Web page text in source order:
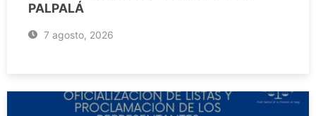
PALPALÁ
7 agosto, 2026